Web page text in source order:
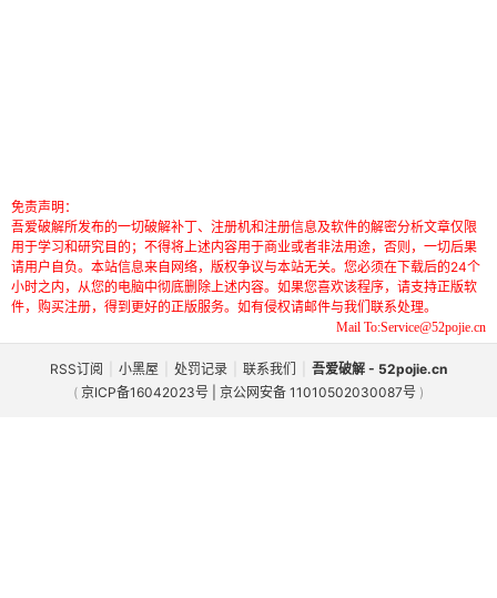
免责声明：
吾爱破解所发布的一切破解补丁、注册机和注册信息及软件的解密分析文章仅限
用于学习和研究目的；不得将上述内容用于商业或者非法用途，否则，一切后果
请用户自负。本站信息来自网络，版权争议与本站无关。您必须在下载后的24个
小时之内，从您的电脑中彻底删除上述内容。如果您喜欢该程序，请支持正版软
件，购买注册，得到更好的正版服务。如有侵权请邮件与我们联系处理。
Mail To:Service@52pojie.cn
RSS订阅 小黑屋 处罚记录 联系我们
吾爱破解 - 52pojie.cn
( 京ICP备16042023号 | 京公网安备 11010502030087号 )